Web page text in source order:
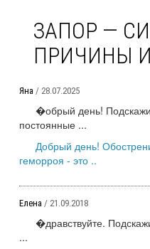
ЗАПОР —
ПРИЧИНЫ
Яна / 28.07.2025
�обрый день!
постоянные ...
Добрый день!
геморроя - это ..
Елена / 21.09.2018
�дравствуйте.
...